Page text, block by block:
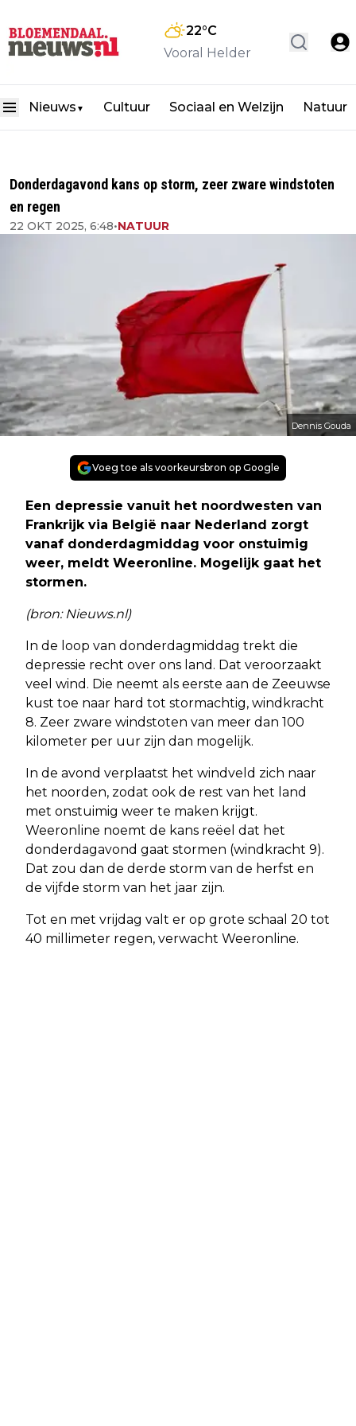
22°C
Vooral Helder
Nieuws ▼ Cultuur Sociaal en Welzijn Natuur
Donderdagavond kans op storm, zeer zware windstoten
en regen
22 OKT 2025, 6:48•NATUUR
Dennis Gouda
Voeg toe als voorkeursbron op Google
Een depressie vanuit het noordwesten van
Frankrijk via België naar Nederland zorgt
vanaf donderdagmiddag voor onstuimig
weer, meldt Weeronline. Mogelijk gaat het
stormen.
(bron: Nieuws.nl)
In de loop van donderdagmiddag trekt die
depressie recht over ons land. Dat veroorzaakt
veel wind. Die neemt als eerste aan de Zeeuwse
kust toe naar hard tot stormachtig, windkracht
8. Zeer zware windstoten van meer dan 100
kilometer per uur zijn dan mogelijk.
In de avond verplaatst het windveld zich naar
het noorden, zodat ook de rest van het land
met onstuimig weer te maken krijgt.
Weeronline noemt de kans reëel dat het
donderdagavond gaat stormen (windkracht 9).
Dat zou dan de derde storm van de herfst en
de vijfde storm van het jaar zijn.
Tot en met vrijdag valt er op grote schaal 20 tot
40 millimeter regen, verwacht Weeronline.